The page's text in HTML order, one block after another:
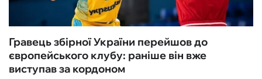
Гравець збірної України перейшов до
європейського клубу: раніше він вже
виступав за кордоном